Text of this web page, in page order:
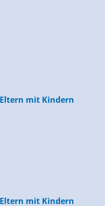
mit Kindern
mit Kindern